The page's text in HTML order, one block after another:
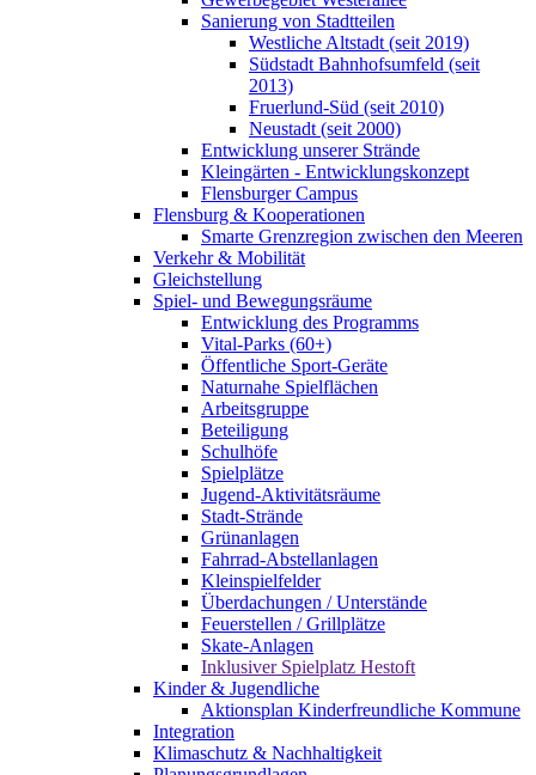
Sanierung von Stadtteilen
Westliche Altstadt (seit 2019)
Südstadt Bahnhofsumfeld (seit
2013)
Fruerlund-Süd (seit 2010)
Neustadt (seit 2000)
Entwicklung unserer Strände
Kleingärten - Entwicklungskonzept
Flensburger Campus
Flensburg & Kooperationen
Smarte Grenzregion zwischen den Meeren
Verkehr & Mobilität
Gleichstellung
Spiel- und Bewegungsräume
Entwicklung des Programms
Vital-Parks (60+)
Öffentliche Sport-Geräte
Naturnahe Spielflächen
Arbeitsgruppe
Beteiligung
Schulhöfe
Spielplätze
Jugend-Aktivitätsräume
Stadt-Strände
Grünanlagen
Fahrrad-Abstellanlagen
Kleinspielfelder
Überdachungen / Unterstände
Feuerstellen / Grillplätze
Skate-Anlagen
Inklusiver Spielplatz Hestoft
Kinder & Jugendliche
Aktionsplan Kinderfreundliche Kommune
Integration
Klimaschutz & Nachhaltigkeit